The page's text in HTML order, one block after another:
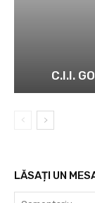
C.I.I.
LĂSAȚI UN